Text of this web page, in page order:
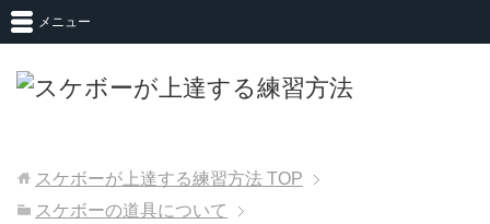
メニュー
スケボーが上達する練習方法 TOP
スケボーの道具について